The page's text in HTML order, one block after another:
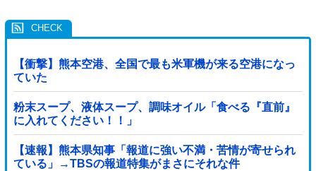
【衝撃】熊本空港、全国で最も米軍機が来る空港になっ
ていた
粉末スープ、液体スープ、調味オイル「食べる『直前』
に入れてください！！」
【速報】熊本県知事「報道に強い不満・苦情が寄せられ
ている」→TBSの報道特集がまさにそれな件